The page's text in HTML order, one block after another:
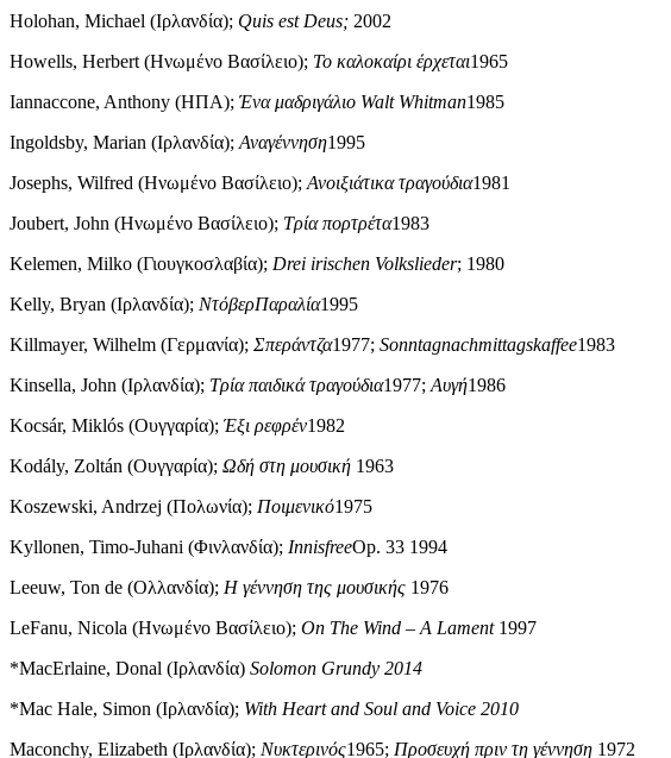
Holohan, Michael (Ιρλανδία); Quis est Deus; 2002
Howells, Herbert (Ηνωμένο Βασίλειο); Το καλοκαίρι έρχεται1965
Iannaccone, Anthony (ΗΠΑ); Ένα μαδριγάλιο Walt Whitman1985
Ingoldsby, Marian (Ιρλανδία); Αναγέννηση1995
Josephs, Wilfred (Ηνωμένο Βασίλειο); Ανοιξιάτικα τραγούδια1981
Joubert, John (Ηνωμένο Βασίλειο); Τρία πορτρέτα1983
Kelemen, Milko (Γιουγκοσλαβία); Drei irischen Volkslieder; 1980
Kelly, Bryan (Ιρλανδία); ΝτόβερΠαραλία1995
Killmayer, Wilhelm (Γερμανία); Σπεράντζα1977; Sonntagnachmittagskaffee1983
Kinsella, John (Ιρλανδία); Τρία παιδικά τραγούδια1977; Αυγή1986
Kocsár, Miklós (Ουγγαρία); Έξι ρεφρέν1982
Kodály, Zoltán (Ουγγαρία); Ωδή στη μουσική 1963
Koszewski, Andrzej (Πολωνία); Ποιμενικό1975
Kyllonen, Timo-Juhani (Φινλανδία); InnisfreeOp. 33 1994
Leeuw, Ton de (Ολλανδία); Η γέννηση της μουσικής 1976
LeFanu, Nicola (Ηνωμένο Βασίλειο); On The Wind – A Lament1997
*MacErlaine, Donal (Ιρλανδία) Solomon Grundy 2014
*Mac Hale, Simon (Ιρλανδία); With Heart and Soul and Voice 2010
Maconchy, Elizabeth (Ιρλανδία); Νυκτερινός1965; Προσευχή πριν τη γέννηση 1972